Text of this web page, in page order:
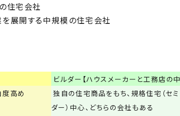
住宅会社
展開する中規模の住宅会社
ビルダー【ハウスメーカーと工務店の
度高め
独自の住宅商品をもち、規格住宅（セ
ダー）中心、どちらの会社もある